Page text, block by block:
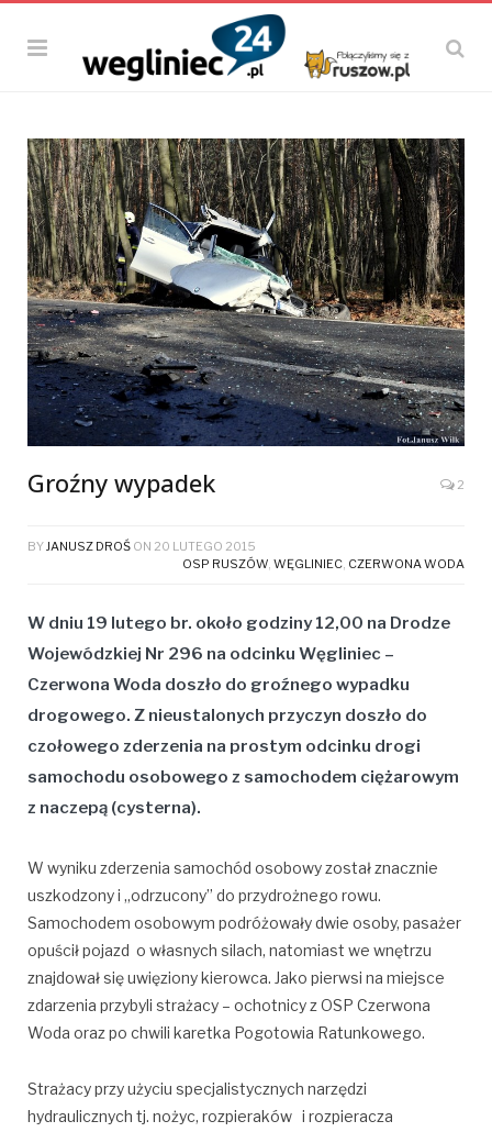
Groźny wypadek 2
BY JANUSZ DROŚ ON 20 LUTEGO 2015
OSP RUSZÓW WĘGLINIEC CZERWONA WODA
W dniu 19 lutego br. około godziny 12,00 na Drodze
Wojewódzkiej Nr 296 na odcinku Węgliniec –
Czerwona Woda doszło do groźnego wypadku
drogowego. Z nieustalonych przyczyn doszło do
czołowego zderzenia na prostym odcinku drogi
samochodu osobowego z samochodem ciężarowym
z naczepą (cysterna).
W wyniku zderzenia samochód osobowy został znacznie
uszkodzony i „odrzucony” do przydrożnego rowu.
Samochodem osobowym podróżowały dwie osoby, pasażer
opuścił pojazd o własnych silach, natomiast we wnętrzu
znajdował się uwięziony kierowca. Jako pierwsi na miejsce
zdarzenia przybyli strażacy – ochotnicy z OSP Czerwona
Woda oraz po chwili karetka Pogotowia Ratunkowego.
Strażacy przy użyciu specjalistycznych narzędzi
hydraulicznych tj. nożyc, rozpieraków i rozpieracza